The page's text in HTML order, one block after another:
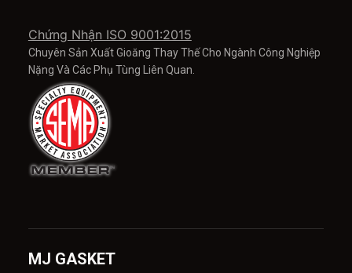
Chứng Nhận ISO 9001:2015
Chuyên Sản Xuất Gioăng Thay Thế Cho Ngành Công Nghiệp
Nặng Và Các Phụ Tùng Liên Quan.
MJ GASKET